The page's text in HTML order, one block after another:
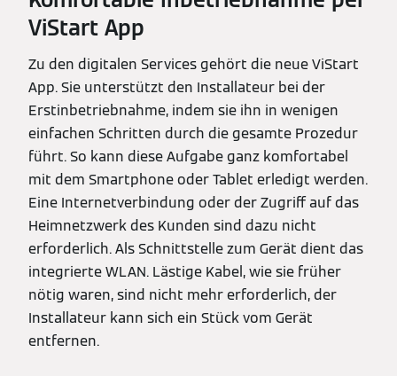
ViStart App
Zu den digitalen Services gehört die neue ViStart
App. Sie unterstützt den Installateur bei der
Erstinbetriebnahme, indem sie ihn in wenigen
einfachen Schritten durch die gesamte Prozedur
führt. So kann diese Aufgabe ganz komfortabel
mit dem Smartphone oder Tablet erledigt werden.
Eine Internetverbindung oder der Zugriff auf das
Heimnetzwerk des Kunden sind dazu nicht
erforderlich. Als Schnittstelle zum Gerät dient das
integrierte WLAN. Lästige Kabel, wie sie früher
nötig waren, sind nicht mehr erforderlich, der
Installateur kann sich ein Stück vom Gerät
entfernen.